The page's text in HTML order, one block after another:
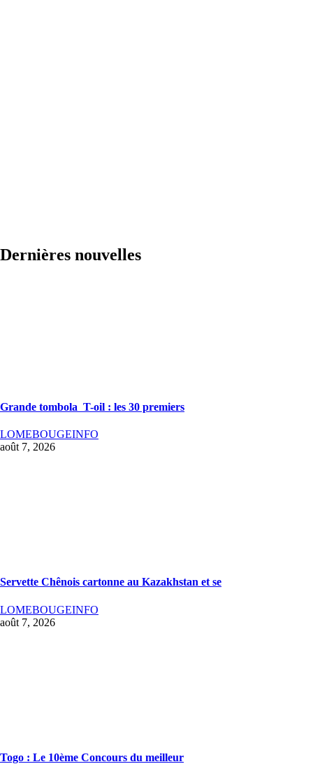
Dernières nouvelles
Grande tombola T-oil : les 30 premiers
LOMEBOUGEINFO
août 7, 2026
Servette Chênois cartonne au Kazakhstan et se
LOMEBOUGEINFO
août 7, 2026
Togo : Le 10ème Concours du meilleur